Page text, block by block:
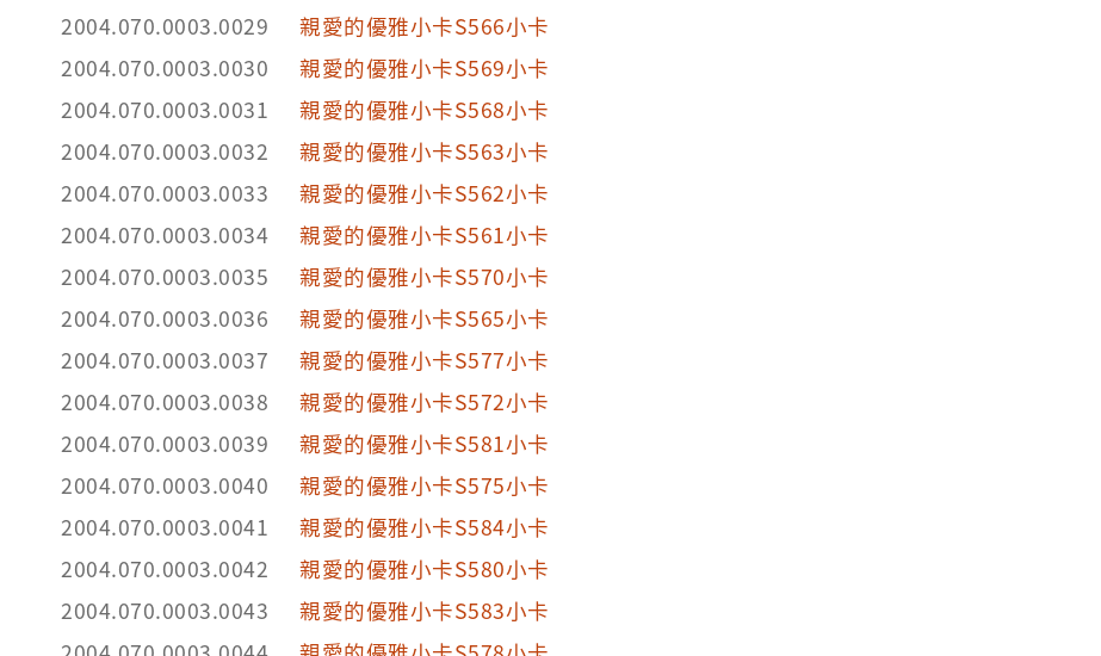
2004.070.0003.0029
親愛的優雅小卡S566小卡
2004.070.0003.0030
親愛的優雅小卡S569小卡
2004.070.0003.0031
親愛的優雅小卡S568小卡
2004.070.0003.0032
親愛的優雅小卡S563小卡
2004.070.0003.0033
親愛的優雅小卡S562小卡
2004.070.0003.0034
親愛的優雅小卡S561小卡
2004.070.0003.0035
親愛的優雅小卡S570小卡
2004.070.0003.0036
親愛的優雅小卡S565小卡
2004.070.0003.0037
親愛的優雅小卡S577小卡
2004.070.0003.0038
親愛的優雅小卡S572小卡
2004.070.0003.0039
親愛的優雅小卡S581小卡
2004.070.0003.0040
親愛的優雅小卡S575小卡
2004.070.0003.0041
親愛的優雅小卡S584小卡
2004.070.0003.0042
親愛的優雅小卡S580小卡
2004.070.0003.0043
親愛的優雅小卡S583小卡